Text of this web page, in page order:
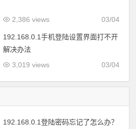
03/04
2,386 views
192.168.0.1手机登陆设置界面打不开
解决办法
03/04
3,019 views
192.168.0.1登陆密码忘记了怎么办？